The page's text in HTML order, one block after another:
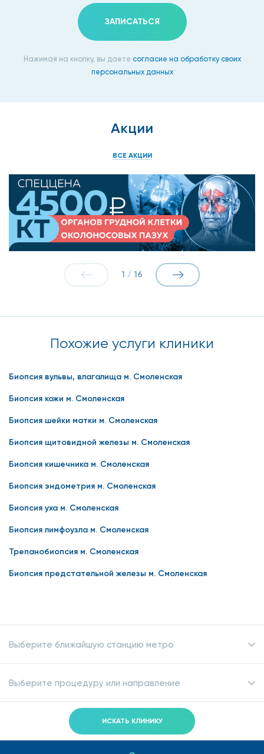
ЗАПИСАТЬСЯ
Нажимая на кнопку, вы даете согласие на обработку своих
персональных данных
Акции
ВСЕ АКЦИИ
1 / 16
Похожие услуги клиники
Биопсия вульвы, влагалища м. Смоленская
Биопсия кожи м. Смоленская
Биопсия шейки матки м. Смоленская
Биопсия щитовидной железы м. Смоленская
Биопсия кишечника м. Смоленская
Биопсия эндометрия м. Смоленская
Биопсия уха м. Смоленская
Биопсия лимфоузла м. Смоленская
Трепанобиопсия м. Смоленская
Биопсия предстательной железы м. Смоленская
Выберите ближайшую станцию метро
Выберите процедуру или направление
ИСКАТЬ КЛИНИКУ